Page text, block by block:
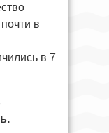
в
в 7